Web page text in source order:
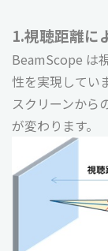
1.視聴距離に
BeamScope は
性を実現してい
スクリーンから
が変わります。